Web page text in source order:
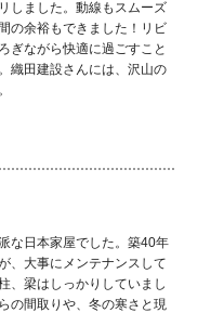
しました。動線もスムーズ
の余裕もできました！リビ
ぎながら快適に過ごすこと
織田建設さんには、沢山の
な日本家屋でした。築40年
、大事にメンテナンスして
、梁はしっかりしていまし
の間取りや、冬の寒さと現